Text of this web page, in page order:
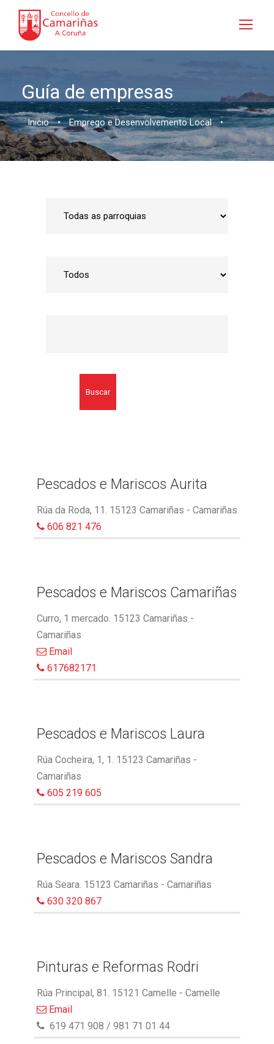
Guía de empresas
Inicio • Emprego e Desenvolvemento Local •
Buscar
Pescados e Mariscos Aurita
Rúa da Roda, 11. 15123 Camariñas - Camariñas
606 821 476
Pescados e Mariscos Camariñas
Curro, 1 mercado. 15123 Camariñas -
Camariñas
Email
617682171
Pescados e Mariscos Laura
Rúa Cocheira, 1, 1. 15123 Camariñas -
Camariñas
605 219 605
Pescados e Mariscos Sandra
Rúa Seara. 15123 Camariñas - Camariñas
630 320 867
Pinturas e Reformas Rodri
Rúa Principal, 81. 15121 Camelle - Camelle
Email
619 471 908 / 981 71 01 44